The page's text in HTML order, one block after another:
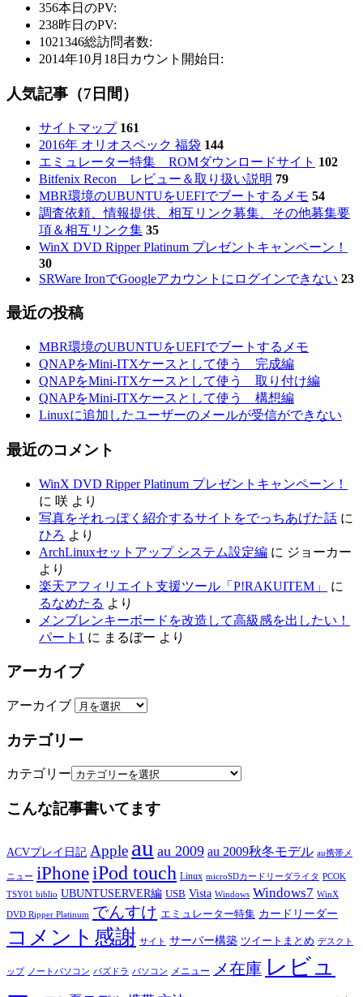
356本日のPV:
238昨日のPV:
1021346総訪問者数:
2014年10月18日 カウント開始日:
人気記事（7日間）
サイトマップ 161
2016年 オリオスペック 福袋 144
エミュレーター特集 ROMダウンロードサイト 102
Bitfenix Recon レビュー＆取り扱い説明 79
MBR環境のUBUNTUをUEFIでブートするメモ 54
調査依頼、情報提供、相互リンク募集、その他募集要
項＆相互リンク集 35
WinX DVD Ripper Platinum プレゼントキャンペーン！
30
SRWare IronでGoogleアカウントにログインできない 23
最近の投稿
MBR環境のUBUNTUをUEFIでブートするメモ
QNAPをMini-ITXケースとして使う 完成編
QNAPをMini-ITXケースとして使う 取り付け編
QNAPをMini-ITXケースとして使う 構想編
Linuxに追加したユーザーのメールが受信ができない
最近のコメント
WinX DVD Ripper Platinum プレゼントキャンペーン！
に 咲 より
写真をそれっぽく紹介するサイトをでっちあげた話 に
ひろ より
ArchLinuxセットアップ システム設定編 に ジョーカー
より
楽天アフィリエイト支援ツール「P!RAKUITEM」
に
るなめたる より
メンブレンキーボードを改造して高級感を出したい！
パート1 に まるぼー より
アーカイブ
アーカイブ
カテゴリー
カテゴリー
こんな記事書いてます
ACVプレイ日記 Apple au au 2009 au 2009秋冬モデル au携帯メ
ニュー iPhoneiPod touch Linux microSDカードリーダライタ PCOK
TSY01 biblio UBUNTUSERVER編 USB Vista Windows Windows7 WinX
DVD Ripper Platinum でんすけ エミュレーター特集 カードリーダー
コメント感謝 サイト サーバー構築 ツイートまとめ デスクト
ップ ノートパソコン パズドラ パソコン メニュー メ在庫 レビュ